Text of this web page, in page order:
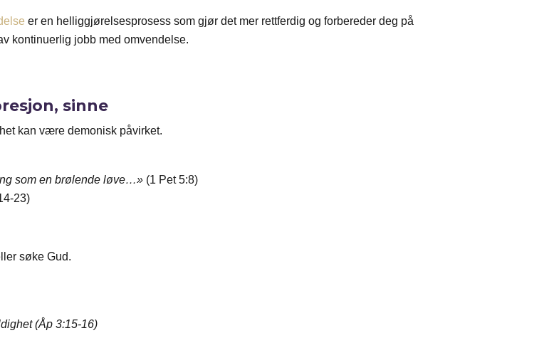
er en helliggjørelsesprosess som gjør det mer rettferdig og forbereder deg på
kontinuerlig jobb med omvendelse.
sinne
kan være demonisk påvirket.
som en brølende løve…» (1 Pet 5:8)
23)
søke Gud.
(Åp 3:15-16)